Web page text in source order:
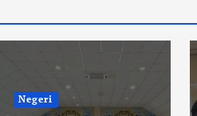
Negeri